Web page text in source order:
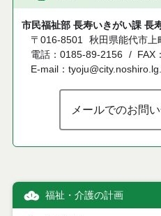
市民福祉部 長寿いきがい課 長
〒016-8501
秋田県能代市上
電話：0185-89-2156
FAX
E-mail：
メールでのお問
福祉・介護の計画